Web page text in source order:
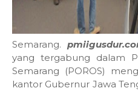
Semarang.
yang tergabung dalam
Semarang (POROS)
kantor Gubernur Jawa